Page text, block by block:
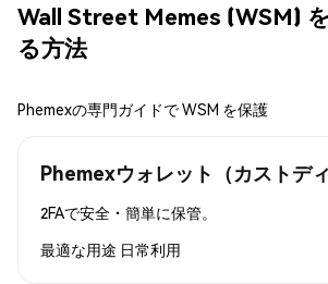
Wall Street Memes (WSM)
る方法
Phemexの専門ガイドで WSM を保護
Phemexウォレット（カストディ
2FAで安全・簡単に保管。
最適な用途 日常利用